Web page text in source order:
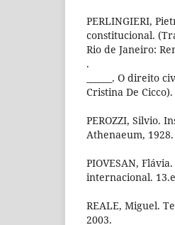
PERLINGIERI,
constitucional.
Rio de Janeiro:
.
______. O
Cristina De
PEROZZI, Silvio.
Athenaeum, 1928.
PIOVESAN,
internacional.
REALE, Miguel.
2003.